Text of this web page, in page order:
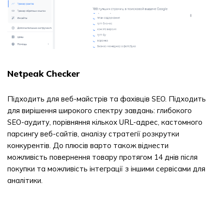
Netpeak Checker
Підходить для веб-майстрів та фахівців SEO. Підходить
для вирішення широкого спектру завдань: глибокого
SEO-аудиту, порівняння кількох URL-адрес, кастомного
парсингу веб-сайтів, аналізу стратегії розкрутки
конкурентів. До плюсів варто також віднести
можливість повернення товару протягом 14 днів після
покупки та можливість інтеграції з іншими сервісами для
аналітики.